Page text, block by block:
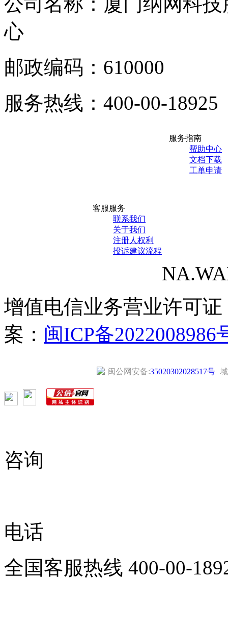
心
邮政编码：610000
服务热线：400-00-18925
服务指南
帮助中心
文档下载
工单申请
客服服务
联系我们
关于我们
注册人权利
投诉建议流程
增值电信业务营业许可证
案： 闽ICP备2022008986
闽公网安备:35020302028517号
咨询
电话
全国客服热线 400-00-